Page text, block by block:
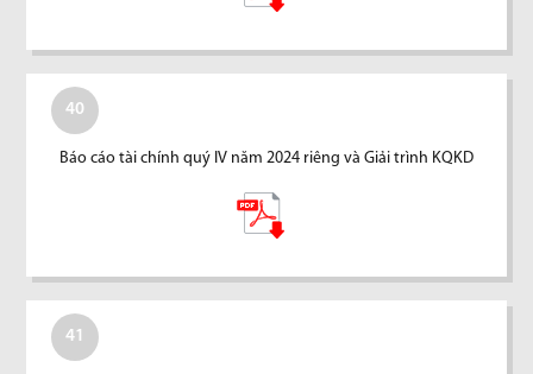
40
Báo cáo tài chính quý IV năm 2024 riêng và Giải trình KQKD
41